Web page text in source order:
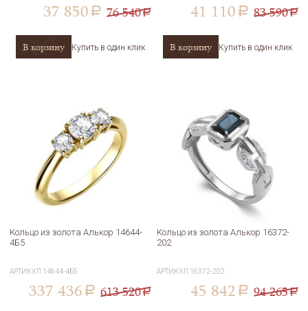
37 850 a 76 540a
В корзину Купить в один клик
41 110 a 83 590a
В корзину Купить в один клик
Кольцо из золота Алькор 14644-
4Б5
АРТИКУЛ 14644-4Б5
337 436 a 613 520a
Кольцо из золота Алькор 16372-
202
АРТИКУЛ 16372-202
45 842 a 94 265a